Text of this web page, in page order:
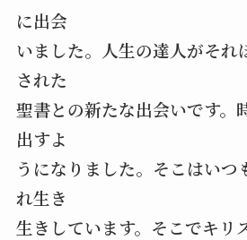
に出会
いました。人生の達人がそれ
された
聖書との新たな出会いです。
出すよ
うになりました。そこはいつ
れ生き
生きしています。そこでキリ